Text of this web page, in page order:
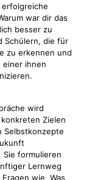
war dir das
besser zu
Schülern, die für
zu erkennen und
einer ihnen
wird
Zielen
Selbstkonzepte
Sie formulieren
Lernweg
wie „Was